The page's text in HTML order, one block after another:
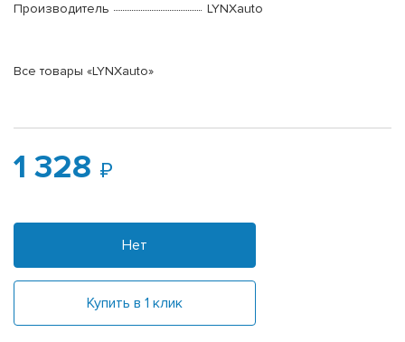
Производитель
LYNXauto
Все товары «LYNXauto»
1 328
Нет
Купить в 1 клик